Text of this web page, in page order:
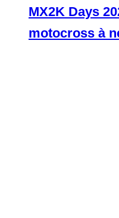
MX2K Days
motocross à